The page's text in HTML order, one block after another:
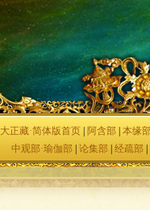
大正藏·简体版首页 阿含部 本缘
中观部·瑜伽部 论集部 经疏部